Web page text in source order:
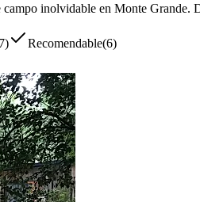
inolvidable en Monte Grande.
7) Recomendable(6)